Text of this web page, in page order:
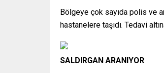
Bölgeye çok sayıda polis ve
hastanelere taşıdı. Tedavi
SALDIRGAN ARANIYOR